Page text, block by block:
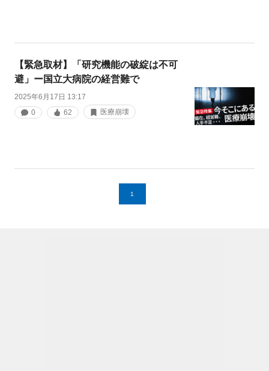
【緊急取材】「研究機能の破綻は不可
避」ー国立大病院の経営難で
2025年6月17日 13:17
0
62 医療崩壊
1